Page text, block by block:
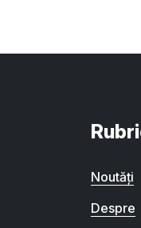
Noutăți
Despre